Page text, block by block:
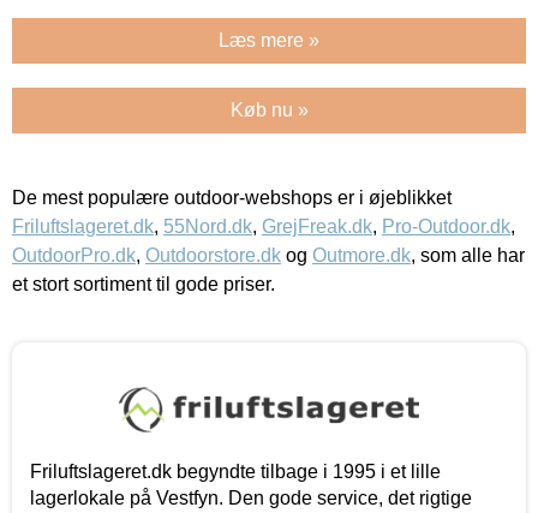
Læs mere »
Køb nu »
De mest populære outdoor-webshops er i øjeblikket
Friluftslageret.dk, 55Nord.dk, GrejFreak.dk, Pro-Outdoor.dk,
OutdoorPro.dk, Outdoorstore.dk og Outmore.dk, som alle har
et stort sortiment til gode priser.
Friluftslageret.dk begyndte tilbage i 1995 i et lille
lagerlokale på Vestfyn. Den gode service, det rigtige